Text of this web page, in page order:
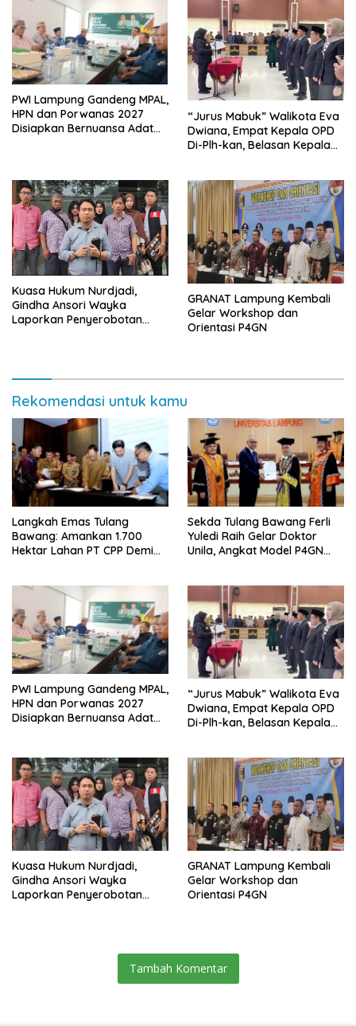
PWI Lampung Gandeng MPAL,
HPN dan Porwanas 2027
Disiapkan Bernuansa Adat
“Jurus Mabuk” Walikota Eva
Dwiana, Empat Kepala OPD
Di-Plh-kan, Belasan Kepala
Kuasa Hukum Nurdjadi,
Gindha Ansori Wayka
Laporkan Penyerobotan
GRANAT Lampung Kembali
Gelar Workshop dan
Orientasi P4GN
Rekomendasi untuk kamu
Langkah Emas Tulang
Bawang: Amankan 1.700
Hektar Lahan PT CPP Demi
Sekda Tulang Bawang Ferli
Yuledi Raih Gelar Doktor
Unila, Angkat Model P4GN
PWI Lampung Gandeng MPAL,
HPN dan Porwanas 2027
Disiapkan Bernuansa Adat
“Jurus Mabuk” Walikota Eva
Dwiana, Empat Kepala OPD
Di-Plh-kan, Belasan Kepala
Kuasa Hukum Nurdjadi,
Gindha Ansori Wayka
Laporkan Penyerobotan
GRANAT Lampung Kembali
Gelar Workshop dan
Orientasi P4GN
Tambah Komentar